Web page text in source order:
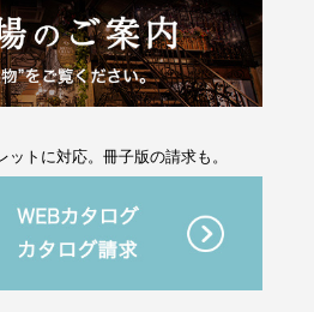
ットに対応。冊子版の請求も。